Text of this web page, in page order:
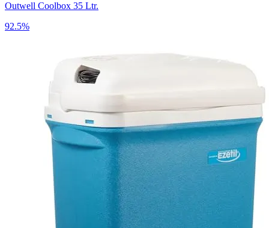
Outwell Coolbox 35 Ltr.
92.5%